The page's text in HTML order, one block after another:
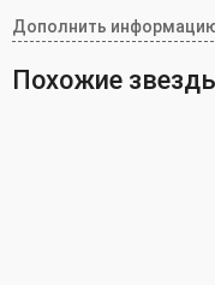
Дополнить
Похожие